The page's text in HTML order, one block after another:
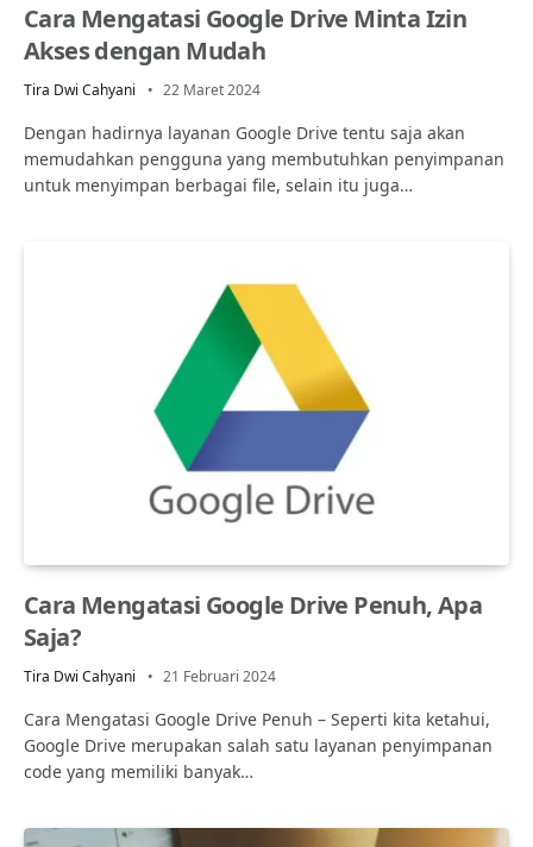
Cara Mengatasi Google Drive Minta Izin
Akses dengan Mudah
Tira Dwi Cahyani 22 Maret 2024
Dengan hadirnya layanan Google Drive tentu saja akan
memudahkan pengguna yang membutuhkan penyimpanan
untuk menyimpan berbagai file, selain itu juga…
Cara Mengatasi Google Drive Penuh, Apa
Saja?
Tira Dwi Cahyani 21 Februari 2024
Cara Mengatasi Google Drive Penuh – Seperti kita ketahui,
Google Drive merupakan salah satu layanan penyimpanan
code yang memiliki banyak…